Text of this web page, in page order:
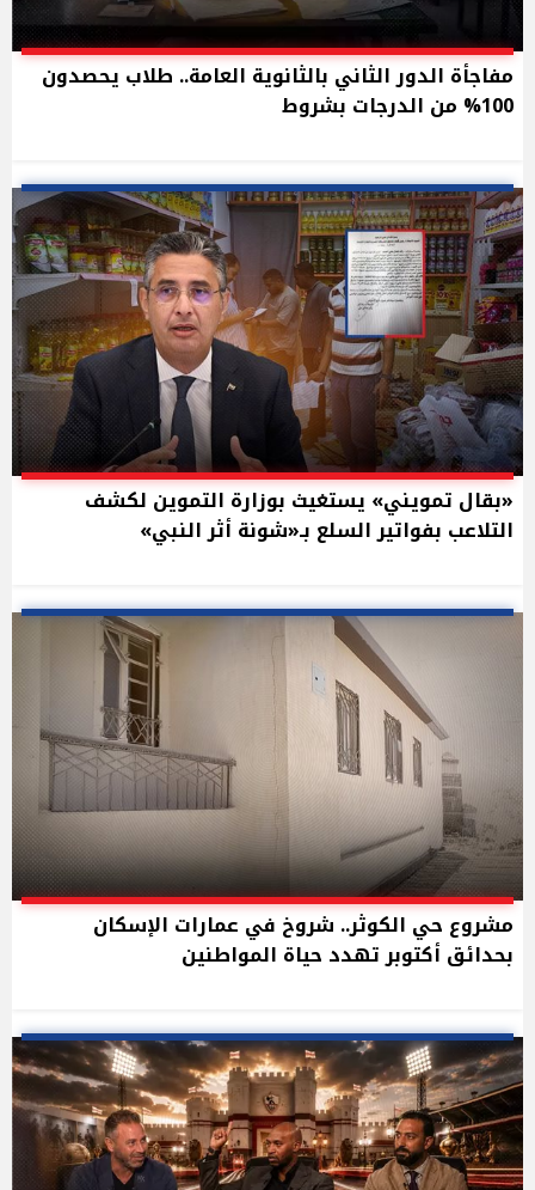
مفاجأة الدور الثاني بالثانوية العامة.. طلاب يحصدون
100% من الدرجات بشروط
«بقال تمويني» يستغيث بوزارة التموين لكشف
التلاعب بفواتير السلع بـ«شونة أثر النبي»
مشروع حي الكوثر.. شروخ في عمارات الإسكان
بحدائق أكتوبر تهدد حياة المواطنين